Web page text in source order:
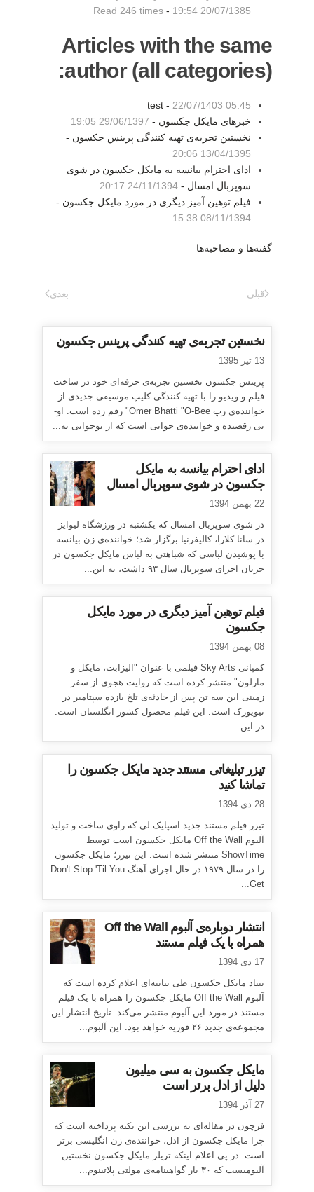
20/07/1385 19:54
-
Read 246 times
Articles with the same
author (all categories):
test - 22/07/1403 05:45
خبرهای مایکل جکسون - 29/06/1397 19:05
نخستین تجربه‌ی تهیه کنندگی پرینس جکسون -
13/04/1395 20:06
ادای احترام بیانسه به مایکل جکسون در شوی
سوپربال امسال - 24/11/1394 20:17
فیلم توهین آمیز دیگری در مورد مایکل جکسون -
08/11/1394 15:38
گفته‌ها و مصاحبه‌ها
قبلی بعدی
نخستین تجربه‌ی تهیه کنندگی پرینس جکسون
13 تیر 1395
پرینس جکسون نخستین تجربه‌ی حرفه‌ای خود در ساخت
فیلم و ویدیو را با تهیه کنندگی کلیپ موسیقی جدیدی از
خواننده‌ی رپ Omer Bhatti "O-Bee" رقم زده است. او-
بی رقصنده و خواننده‌ی جوانی است که از نوجوانی به...
ادای احترام بیانسه به مایکل
جکسون در شوی سوپربال امسال
22 بهمن 1394
در شوی سوپربال امسال که یکشنبه در ورزشگاه لیوایز
در سانا کلارا، کالیفرنیا برگزار شد؛ خواننده‌ی زن بیانسه
با پوشیدن لباسی که شباهتی به لباس مایکل جکسون در
جریان اجرای سوپربال سال ۹۳ داشت، به این...
فیلم توهین آمیز دیگری در مورد مایکل
جکسون
08 بهمن 1394
کمپانی Sky Arts فیلمی با عنوان "الیزابت، مایکل و
مارلون" منتشر کرده است که روایت هجوی از سفر
زمینی این سه تن پس از حادثه‌ی تلخ یازده سپتامبر در
نیویورک است. این فیلم محصول کشور انگلستان است.
در این...
تیزر تبلیغاتی مستند جدید مایکل جکسون را
تماشا کنید
28 دی 1394
تیزر فیلم مستند جدید اسپایک لی که راوی ساخت و تولید
آلبوم Off the Wall مایکل جکسون است توسط
ShowTime منتشر شده است. این تیزر؛ مایکل جکسون
را در سال ۱۹۷۹ در حال اجرای آهنگ Don't Stop 'Til You
Get...
انتشار دوباره‌ی آلبوم Off the Wall
همراه با یک فیلم مستند
17 دی 1394
بنیاد مایکل جکسون طی بیانیه‌ای اعلام کرده است که
آلبوم Off the Wall مایکل جکسون را همراه با یک فیلم
مستند در مورد این آلبوم منتشر می‌کند. تاریخ انتشار این
مجموعه‌ی جدید ۲۶ فوریه خواهد بود. این آلبوم...
مایکل جکسون به سی میلیون
دلیل از ادل برتر است
27 آذر 1394
فرچون در مقاله‌ای به بررسی این نکته پرداخته است که
چرا مایکل جکسون از ادل، خواننده‌ی زن انگلیسی برتر
است. در پی اعلام اینکه تریلر مایکل جکسون نخستین
آلبومیست که ۳۰ بار گواهینامه‌ی مولتی پلاتینوم...